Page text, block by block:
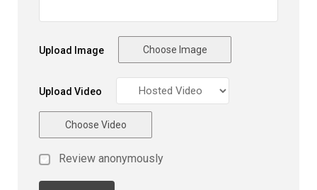
Upload Image Choose Image
Upload Video
Choose Video
Review anonymously